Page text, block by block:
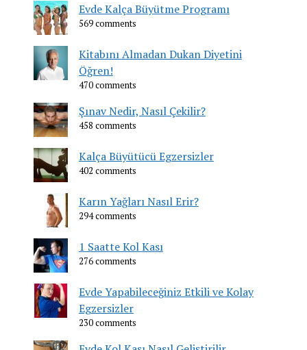
Evde Kalça Büyütme Programı
569 comments
Kitabını Almadan Dukan Diyetini
Öğren!
470 comments
Şınav Nedir, Nasıl Çekilir?
458 comments
Kalça Büyütücü Egzersizler
402 comments
Karın Yağları Nasıl Erir?
294 comments
1 Saatte Kol Kası
276 comments
Evde Yapabileceğiniz Etkili ve Kolay
Egzersizler
230 comments